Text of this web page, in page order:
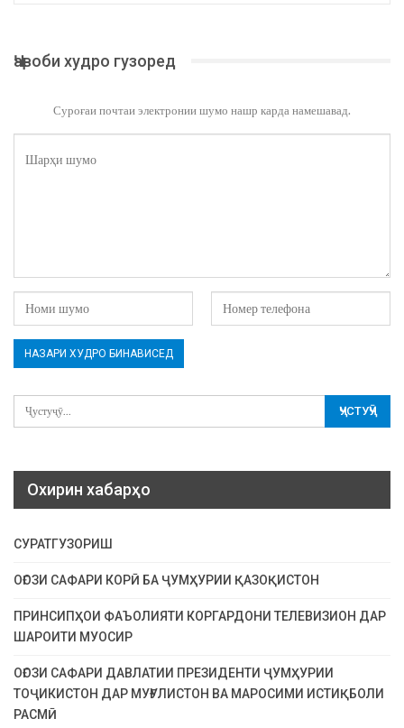
Ҷавоби худро гузоред
Суроғаи почтаи электронии шумо нашр карда намешавад.
Охирин хабарҳо
СУРАТГУЗОРИШ
ОҒОЗИ САФАРИ КОРӢ БА ҶУМҲУРИИ ҚАЗОҚИСТОН
ПРИНСИПҲОИ ФАЪОЛИЯТИ КОРГАРДОНИ ТЕЛЕВИЗИОН ДАР
ШАРОИТИ МУОСИР
ОҒОЗИ САФАРИ ДАВЛАТИИ ПРЕЗИДЕНТИ ҶУМҲУРИИ
ТОҶИКИСТОН ДАР МУҒУЛИСТОН ВА МАРОСИМИ ИСТИҚБОЛИ
РАСМӢ